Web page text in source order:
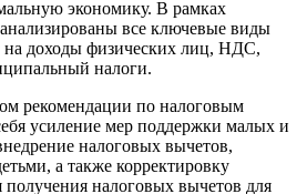
экономику. В рамках
все ключевые виды
на доходы физических лиц, НДС,
налоги.
рекомендации по налоговым
усиление мер поддержки малых и
налоговых вычетов,
а также корректировку
налоговых вычетов для